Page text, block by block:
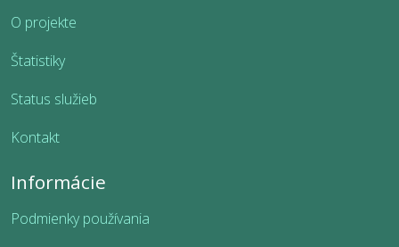
O projekte
Štatistiky
Status služieb
Kontakt
Informácie
Podmienky používania